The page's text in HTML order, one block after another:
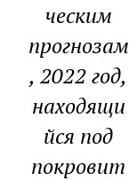
ческим
прогнозам
, 2022 год,
находящи
йся под
покровит